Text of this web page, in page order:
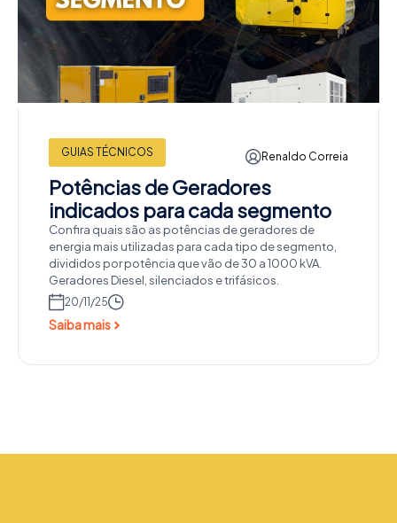
GUIAS TÉCNICOS Renaldo Correia
Potências de Geradores
indicados para cada segmento
Confira quais são as potências de geradores de
energia mais utilizadas para cada tipo de segmento,
divididos por potência que vão de 30 a 1000 kVA.
Geradores Diesel, silenciados e trifásicos.
20/11/25
Saiba mais